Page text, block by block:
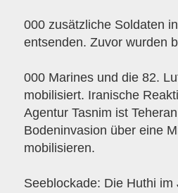
000 zusätzliche Soldaten
entsenden. Zuvor wurden
000 Marines und die 82.
mobilisiert. Iranische
Agentur Tasnim ist
Bodeninvasion über eine
mobilisieren.
Seeblockade: Die Huthi im